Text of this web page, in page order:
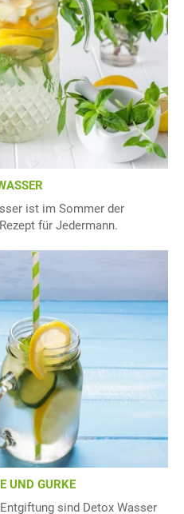
ist im Sommer der
für Jedermann.
UND GURKE
sind Detox Wasser